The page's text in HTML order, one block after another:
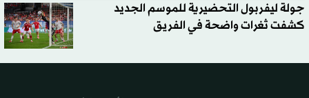
جولة ليفربول التحضيرية للموسم الجديد
كشفت ثغرات واضحة في الفريق